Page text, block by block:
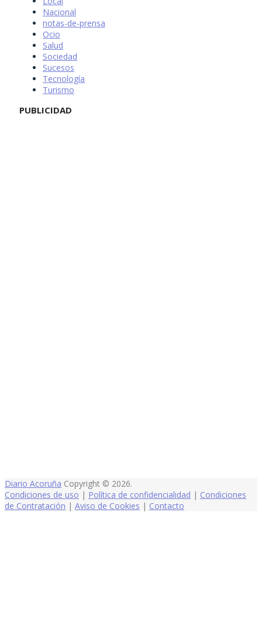
Nacional
notas-de-prensa
Ocio
Salud
Sociedad
Sucesos
Tecnología
Turismo
PUBLICIDAD
Diario Acoruña Copyright © 2026.
Condiciones de uso | Política de confidencialidad | Condiciones
de Contratación | Aviso de Cookies | Contacto